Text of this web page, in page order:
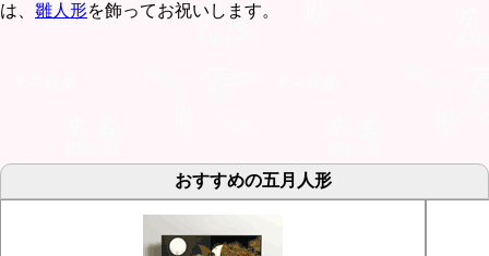
は、 雛人形を飾ってお祝いします。
おすすめの五月人形